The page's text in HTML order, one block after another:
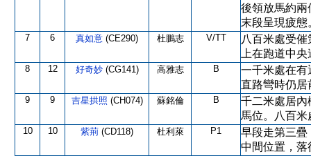
後領放馬約兩
末段呈現疲態
7 6 真如意 (CE290) 杜鵬志 V/TT
八百米處受
上在跑道中
8 12 好奇妙 (CG141) 高雅志 B
一千米處在有
直路彎時仍居
9 9 吉星拱照 (CH074) 蘇銘倫 B
千二米處居內
馬位。八百
10 10 紫荊 (CD118) 杜利萊 P1
早段走第三疊
中間位置，落